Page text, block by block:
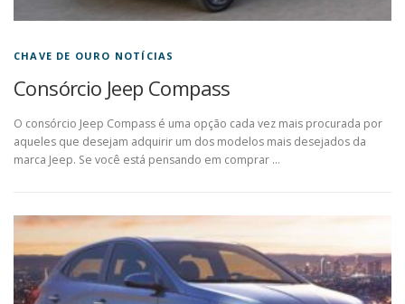
CHAVE DE OURO NOTÍCIAS
Consórcio Jeep Compass
O consórcio Jeep Compass é uma opção cada vez mais procurada por
aqueles que desejam adquirir um dos modelos mais desejados da
marca Jeep. Se você está pensando em comprar …